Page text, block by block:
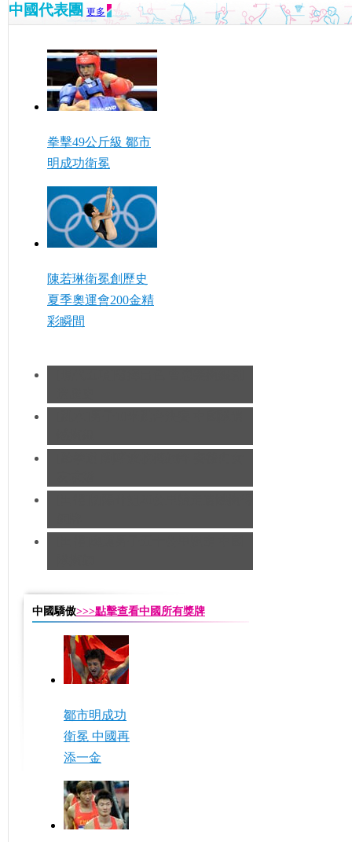
中國代表團 更多
拳擊49公斤級 鄒市
明成功衛冕
陳若琳衛冕創歷史
夏季奧運會200金精
彩瞬間
中國驕傲>>>點擊查看中國所有獎牌
鄒市明成功
衛冕 中國再
添一金